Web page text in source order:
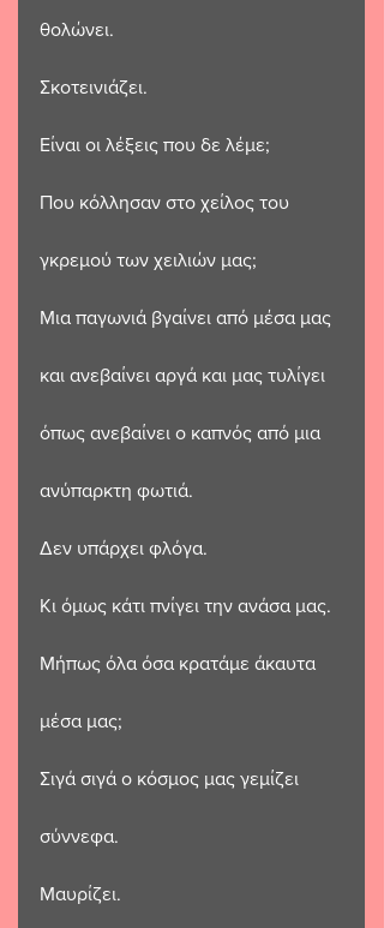
θολώνει.
Σκοτεινιάζει.
Είναι οι λέξεις που δε λέμε;
Που κόλλησαν στο χείλος του
γκρεμού των χειλιών μας;
Μια παγωνιά βγαίνει από μέσα μας
και ανεβαίνει αργά και μας τυλίγει
όπως ανεβαίνει ο καπνός από μια
ανύπαρκτη φωτιά.
Δεν υπάρχει φλόγα.
Κι όμως κάτι πνίγει την ανάσα μας.
Μήπως όλα όσα κρατάμε άκαυτα
μέσα μας;
Σιγά σιγά ο κόσμος μας γεμίζει
σύννεφα.
Μαυρίζει.